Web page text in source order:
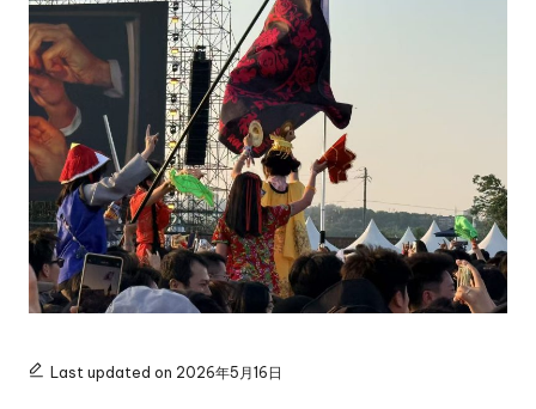
Last updated on 2026年5月16日